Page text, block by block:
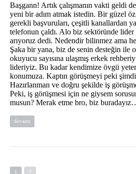
Başgann! Artık çalışmanın vakti geldi
yeni bir adım atmak istedin. Bir güzel
gerekli başvuruları, çeşitli kanallardan
telefonun çaldı. Alo biz sektöründe
arıyoruz dedi. Nedendir bilinmez ama
Şaka bir yana, biz de senin desteğin ile
okuyucu sayısına ulaşmış erkek
lideriyiz. Bu kadar kendimize övgü
konumuza. Kaptın görüşmeyi peki
Hazırlanman ve doğru şekilde iş
Peki, iş görüşmesi için ne giysem
musun? Merak etme bro, biz
devamı
1 2